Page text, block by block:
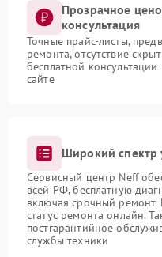
Прозрачное
консультация
Точные прайс-листы,
ремонта, отсутствие
бесплатной
сайте
Широкий спектр
Сервисный центр Neff
всей РФ, бесплатную
включая срочный ремонт.
статус ремонта онлайн.
постгарантийное
службы техники